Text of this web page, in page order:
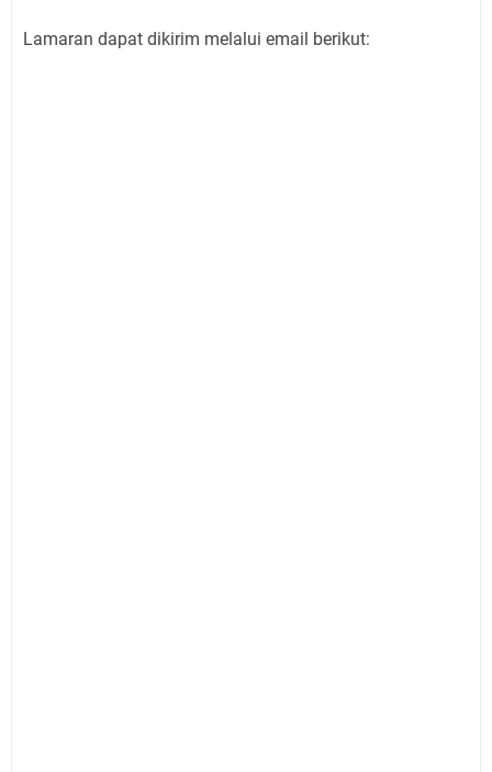
Lamaran dapat dikirim melalui email berikut: